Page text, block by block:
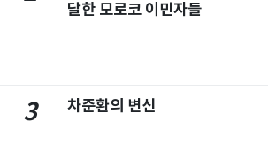
달한 모로코 이민자들
3 차준환의 변신